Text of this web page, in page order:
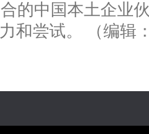
的中国本土企业
和尝试。 （编辑